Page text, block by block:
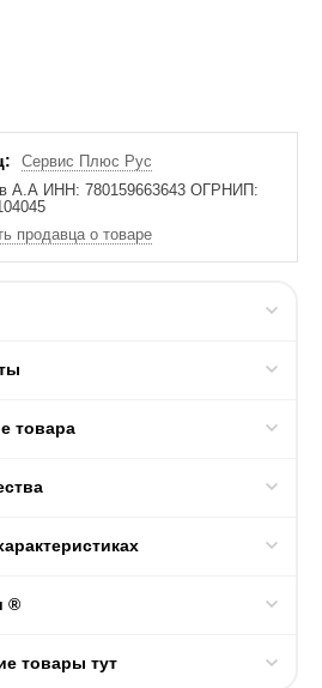
Сервис Плюс Рус
А.А ИНН: 780159663643 ОГРНИП:
продавца о товаре
товара
®
товары тут